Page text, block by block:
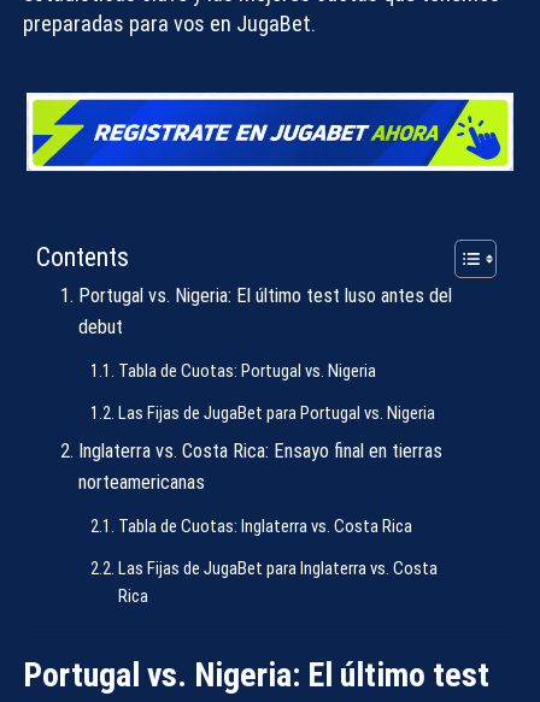
preparadas para vos en JugaBet.
Contents
Portugal vs. Nigeria: El último test luso antes del
debut
Tabla de Cuotas: Portugal vs. Nigeria
Las Fijas de JugaBet para Portugal vs. Nigeria
Inglaterra vs. Costa Rica: Ensayo final en tierras
norteamericanas
Tabla de Cuotas: Inglaterra vs. Costa Rica
Las Fijas de JugaBet para Inglaterra vs. Costa
Rica
Portugal vs. Nigeria: El último test